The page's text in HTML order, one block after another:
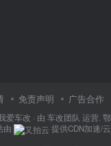
免责声明 广告合作
爱车改 · 由 车改团队 运营.
由
提供CDN加速/